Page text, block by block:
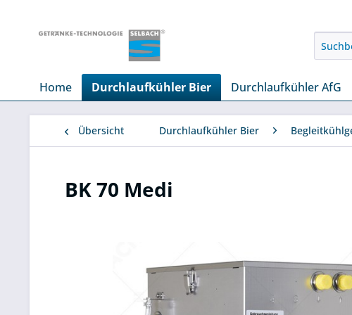
Home Durchlaufkühler Bier Durchlaufkühler AfG
Übersicht Durchlaufkühler Bier
BK 70 Medi